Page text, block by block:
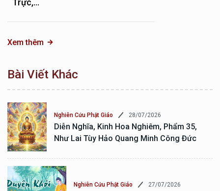
Trực,...
Xem thêm
Bài Viết Khác
Nghiên Cứu Phật Giáo 28/07/2026
Diễn Nghĩa, Kinh Hoa Nghiêm, Phẩm 35,
Như Lai Tùy Hảo Quang Minh Công Đức
Nghiên Cứu Phật Giáo 27/07/2026